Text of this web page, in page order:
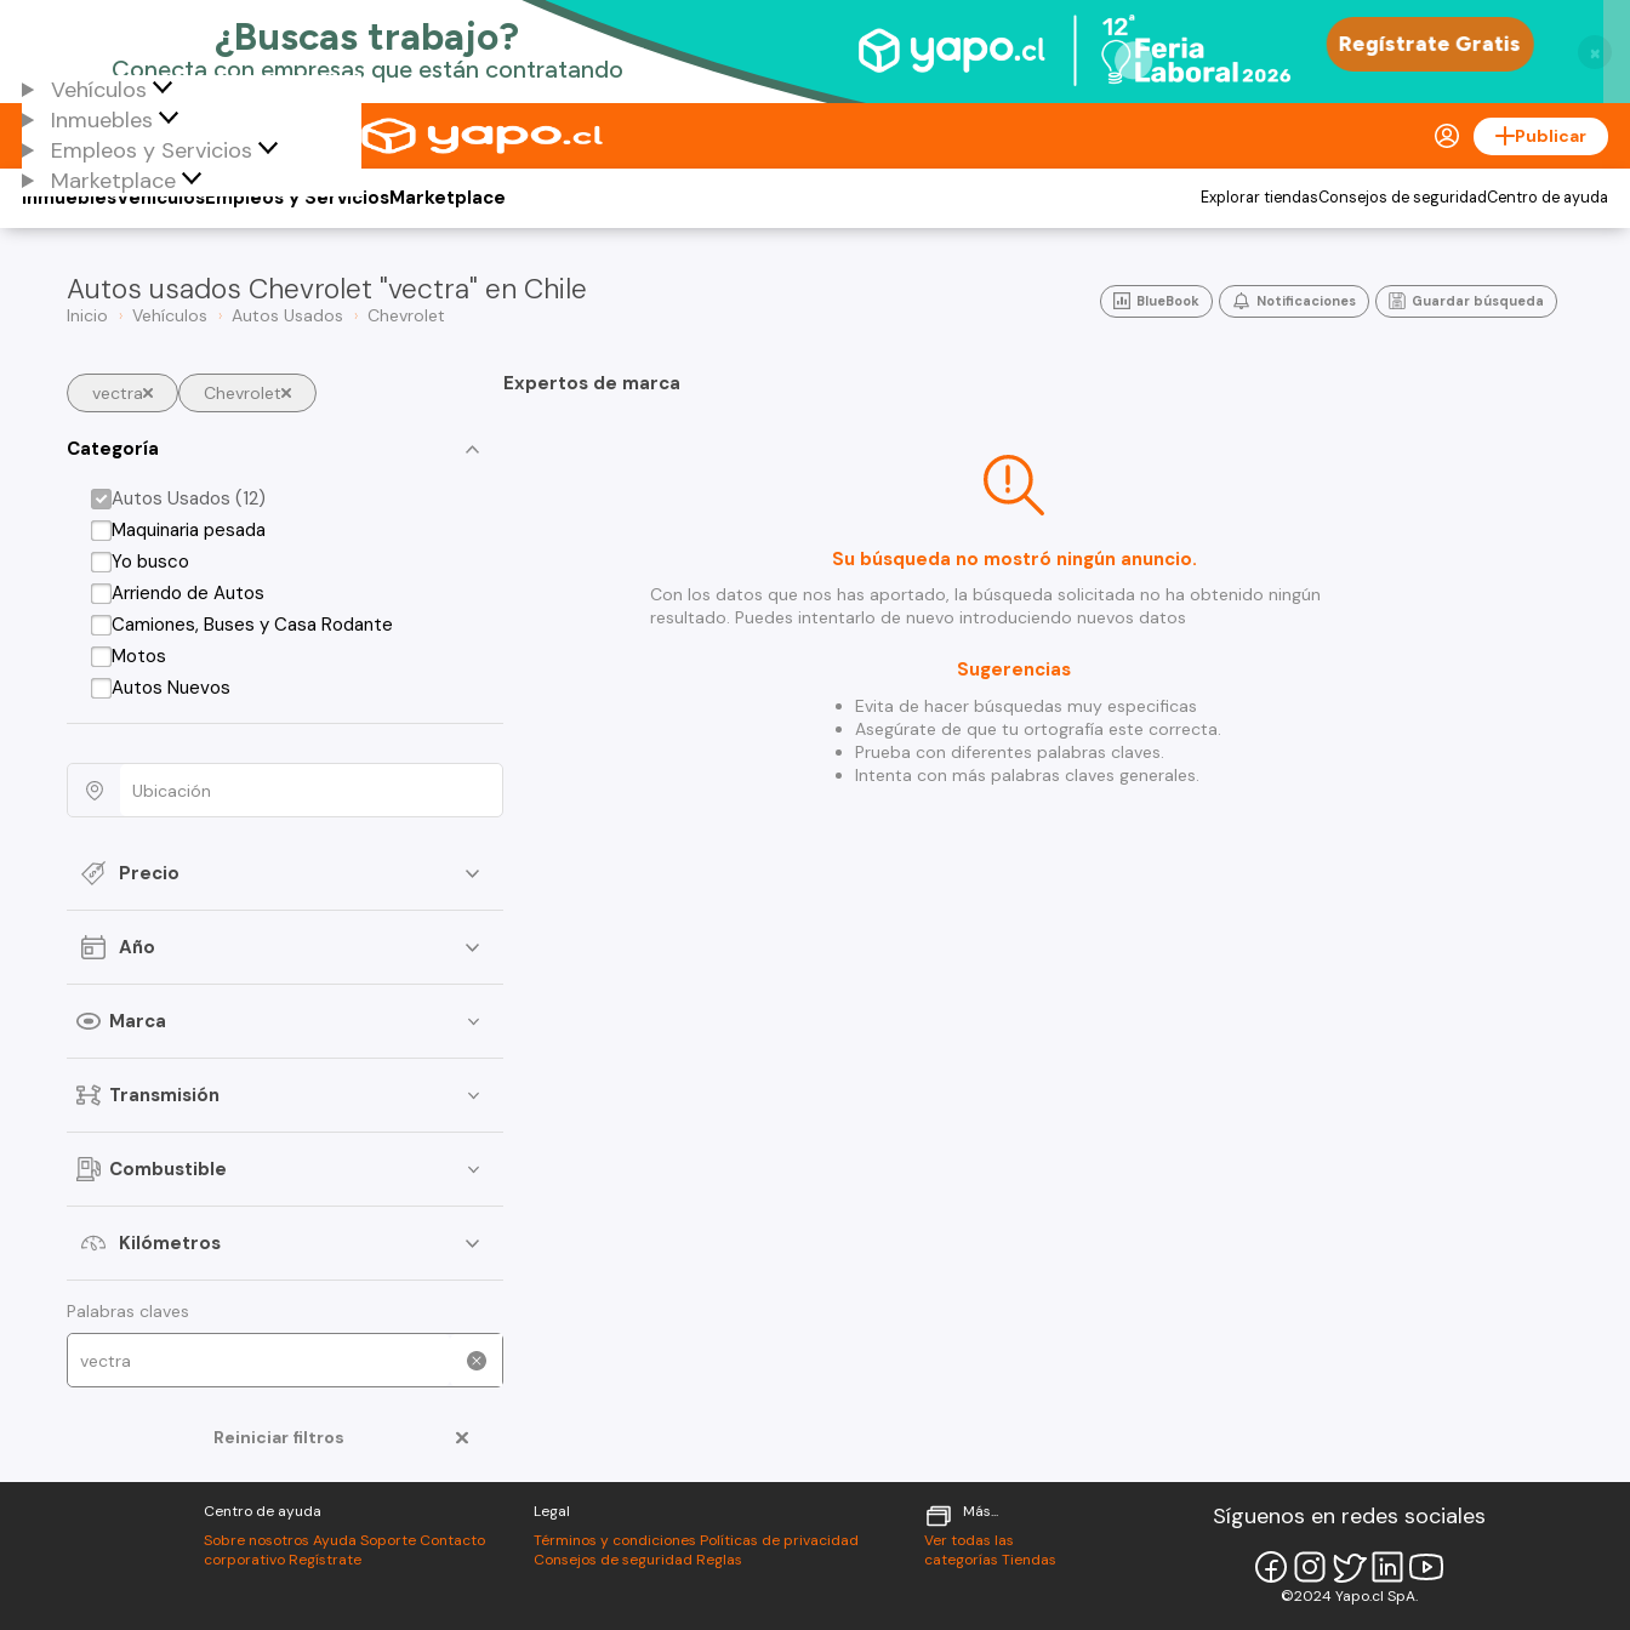
×
Vehículos
Inmuebles
Empleos y Servicios
Marketplace
Publicar
Vehículos
Inmuebles Empleos y ServiciosMarketplace Explorar tiendasConsejos de seguridadCentro de ayuda
Autos usados Chevrolet "vectra" en Chile
Inicio Vehículos Autos Usados Chevrolet
BlueBook Notificaciones Guardar búsqueda
vectra Chevrolet
Categoría
Autos Usados (12)
Maquinaria pesada
Yo busco
Arriendo de Autos
Camiones, Buses y Casa Rodante
Motos
Autos Nuevos
Precio
Año
Marca
Transmisión
Combustible
Kilómetros
Palabras claves
Reiniciar filtros
Expertos de marca
Su búsqueda no mostró ningún anuncio.
Con los datos que nos has aportado, la búsqueda solicitada no ha obtenido ningún
resultado. Puedes intentarlo de nuevo introduciendo nuevos datos
Sugerencias
Evita de hacer búsquedas muy especificas
Asegúrate de que tu ortografía este correcta.
Prueba con diferentes palabras claves.
Intenta con más palabras claves generales.
Centro de ayuda
Sobre nosotros Ayuda Soporte Contacto
corporativo Regístrate
Legal
Términos y condiciones Políticas de privacidad
Consejos de seguridad Reglas
Más...
Ver todas las
categorías Tiendas
Síguenos en redes sociales
©2024 Yapo.cl SpA.